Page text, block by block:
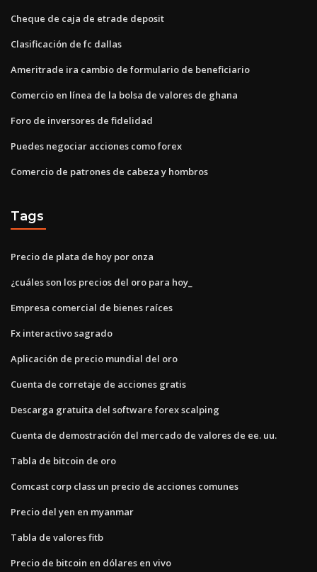
Cheque de caja de etrade deposit
Clasificación de fc dallas
Ameritrade ira cambio de formulario de beneficiario
Comercio en línea de la bolsa de valores de ghana
Foro de inversores de fidelidad
Puedes negociar acciones como forex
Comercio de patrones de cabeza y hombros
Tags
Precio de plata de hoy por onza
¿cuáles son los precios del oro para hoy_
Empresa comercial de bienes raíces
Fx interactivo sagrado
Aplicación de precio mundial del oro
Cuenta de corretaje de acciones gratis
Descarga gratuita del software forex scalping
Cuenta de demostración del mercado de valores de ee. uu.
Tabla de bitcoin de oro
Comcast corp class un precio de acciones comunes
Precio del yen en myanmar
Tabla de valores fitb
Precio de bitcoin en dólares en vivo